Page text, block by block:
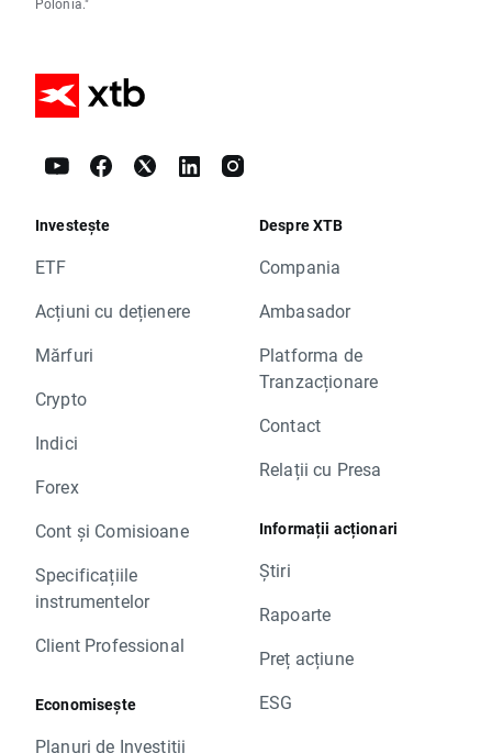
Polonia."
Investește
ETF
Acțiuni cu dețienere
Mărfuri
Crypto
Indici
Forex
Cont și Comisioane
Specificațiile
instrumentelor
Client Professional
Economisește
Planuri de Investiții
Despre XTB
Compania
Ambasador
Platforma de
Tranzacționare
Contact
Relații cu Presa
Informații acționari
Știri
Rapoarte
Preț acțiune
ESG